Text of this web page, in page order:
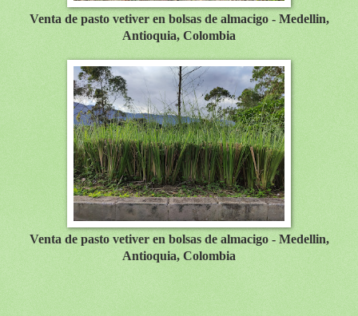
Venta de pasto vetiver en bolsas de almacigo - Medellin,
Antioquia, Colombia
Venta de pasto vetiver en bolsas de almacigo - Medellin,
Antioquia, Colombia